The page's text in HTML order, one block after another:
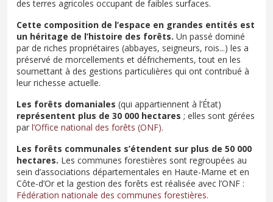
des terres agricoles occupant de faibles surfaces.
Cette composition de l’espace en grandes entités est
un héritage de l’histoire des forêts. Un passé dominé
par de riches propriétaires (abbayes, seigneurs, rois...) les a
préservé de morcellements et défrichements, tout en les
soumettant à des gestions particulières qui ont contribué à
leur richesse actuelle.
Les forêts domaniales (qui appartiennent à l’État)
représentent plus de 30 000 hectares ; elles sont gérées
par l’Office national des forêts (ONF).
Les forêts communales s’étendent sur plus de 50 000
hectares. Les communes forestières sont regroupées au
sein d’associations départementales en Haute-Marne et en
Côte-d’Or et la gestion des forêts est réalisée avec l’ONF :
Fédération nationale des communes forestières.